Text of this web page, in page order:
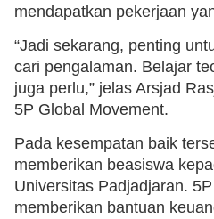
mendapatkan pekerjaan
“Jadi sekarang, penting
cari pengalaman. Belajar
juga perlu,” jelas Arsjad
5P Global Movement.
Pada kesempatan baik
memberikan beasiswa
Universitas Padjadjaran.
memberikan bantuan